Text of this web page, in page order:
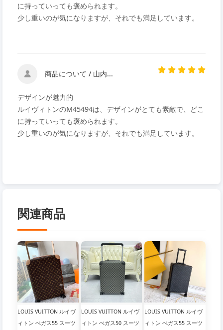
に持っていっても褒められます。
少し重いのが気になりますが、それでも満足しています。
商品について / 山内...
デザインが魅力的
ルイヴィトンのM45494は、デザインがとても素敵で、どこ
に持っていっても褒められます。
少し重いのが気になりますが、それでも満足しています。
関連商品
LOUIS VUITTON ルイヴ
ィトン ぺガス55 スーツ
LOUIS VUITTON ルイヴ
ィトン ぺガス50 スーツ
LOUIS VUITTON ルイヴ
ィトン ぺガス55 スーツ